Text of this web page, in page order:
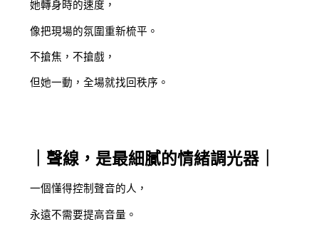
她轉身時的速度，
像把現場的氛圍重新梳平。
不搶焦，不搶戲，
但她一動，全場就找回秩序。
｜聲線，是最細膩的情緒調光器｜
一個懂得控制聲音的人，
永遠不需要提高音量。